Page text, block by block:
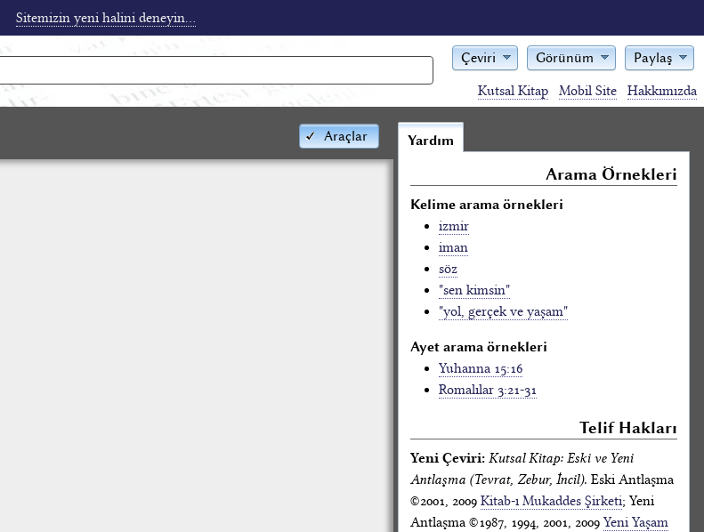
Sitemizin yeni halini deneyin...
Çeviri Görünüm Paylaş
Kutsal Kitap Mobil Site Hakkımızda
Araçlar Yardım
Arama Örnekleri
Kelime arama örnekleri
izmir
iman
söz
"sen kimsin"
"yol, gerçek ve yaşam"
Ayet arama örnekleri
Yuhanna 15:16
Romalılar 3:21-31
Telif Hakları
Yeni Çeviri: Kutsal Kitap: Eski ve Yeni
Antlaşma (Tevrat, Zebur, İncil). Eski Antlaşma
©2001, 2009 Kitab-ı Mukaddes Şirketi; Yeni
Antlaşma ©1987, 1994, 2001, 2009 Yeni Yaşam